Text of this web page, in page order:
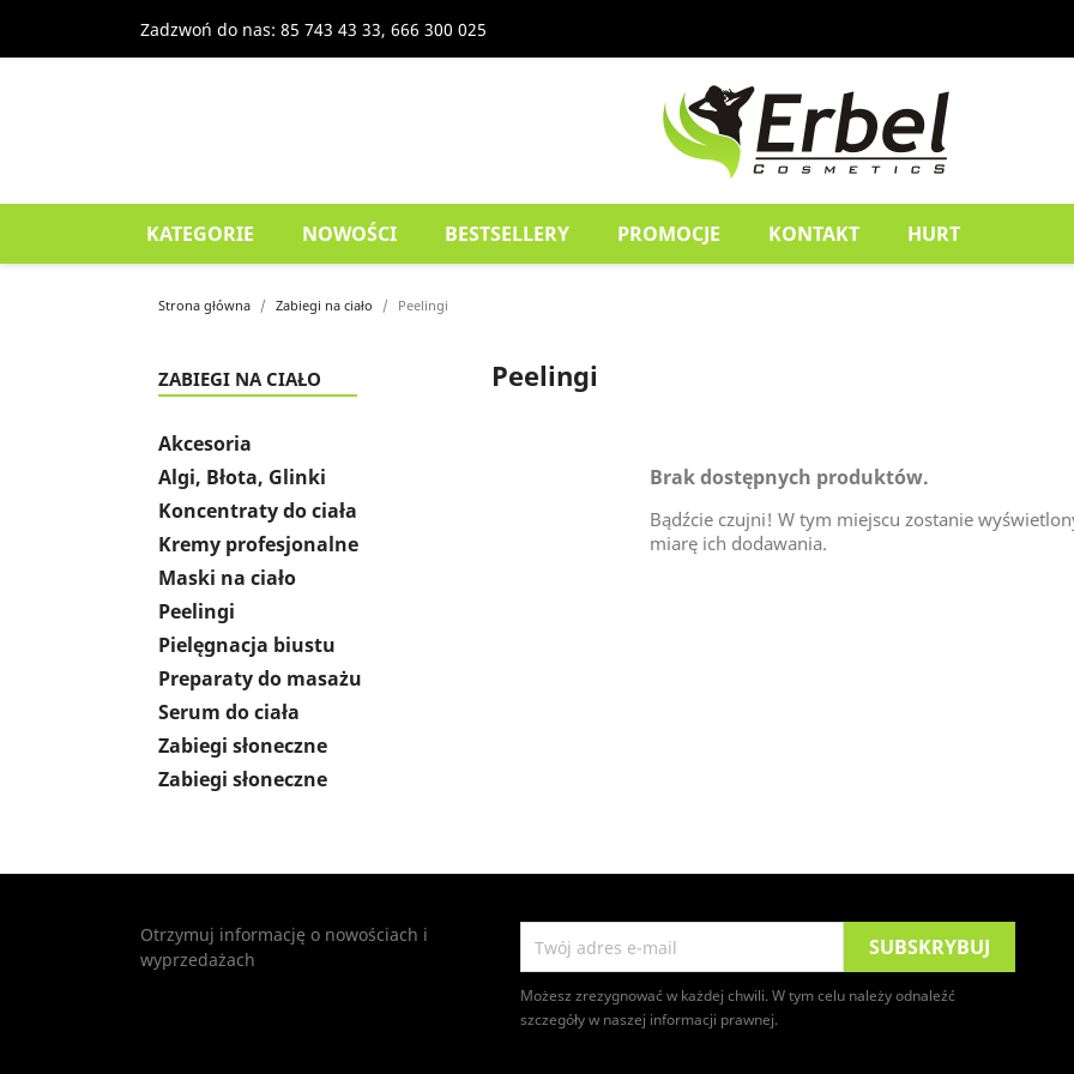
Zadzwoń do nas: 85 743 43 33, 666 300 025
KATEGORIE NOWOŚCI BESTSELLERY PROMOCJE KONTAKT HURT
Strona główna Zabiegi na ciało Peelingi
ZABIEGI NA CIAŁO
Akcesoria
Algi, Błota, Glinki
Koncentraty do ciała
Kremy profesjonalne
Maski na ciało
Peelingi
Pielęgnacja biustu
Preparaty do masażu
Serum do ciała
Zabiegi słoneczne
Zabiegi słoneczne
Peelingi
Brak dostępnych produktów.
Bądźcie czujni! W tym miejscu zostanie
miarę ich dodawania.
Otrzymuj informację o nowościach i
wyprzedażach
Możesz zrezygnować w każdej chwili. W tym celu należy odnaleźć
szczegóły w naszej informacji prawnej.